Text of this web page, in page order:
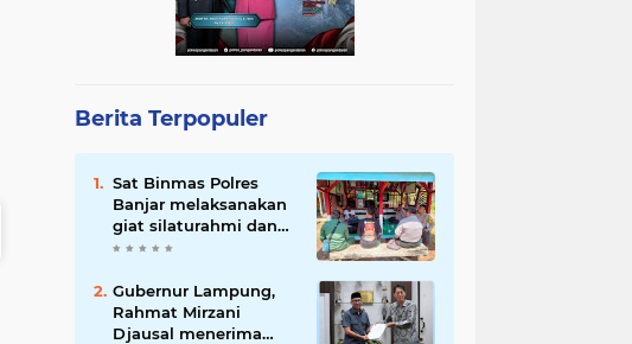
Berita Terpopuler
Sat Binmas Polres
Banjar melaksanakan
giat silaturahmi dan
pembinaan kepada
Gubernur Lampung,
Rahmat Mirzani
Djausal menerima